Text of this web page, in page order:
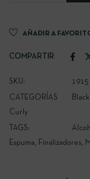
AÑADIR A
COMPARTIR
SKU: 1915
CATEGORÍAS
Curly
TAGS:
Espuma, Finalizadores,